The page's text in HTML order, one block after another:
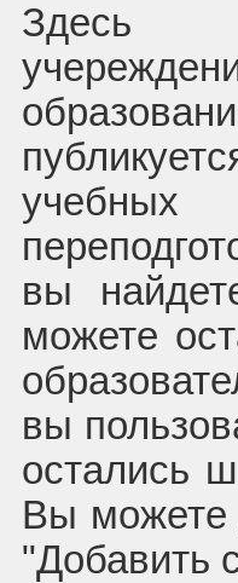
Здесь
учебных
вы
можете
вы
остались
Вы можете
"Добавить